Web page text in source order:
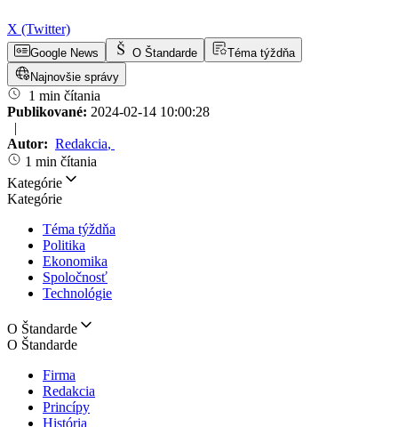
X (Twitter)
Google News O Štandarde
Téma týždňa
Najnovšie správy
1 min čítania
Publikované: 2024-02-14 10:00:28
|
Autor: Redakcia,
1 min čítania
Kategórie
Kategórie
Téma týždňa
Politika
Ekonomika
Spoločnosť
Technológie
O Štandarde
O Štandarde
Firma
Redakcia
Princípy
História